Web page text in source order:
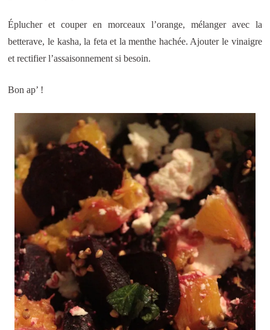
Éplucher et couper en morceaux l’orange, mélanger avec la
betterave, le kasha, la feta et la menthe hachée. Ajouter le vinaigre
et rectifier l’assaisonnement si besoin.
Bon ap’ !